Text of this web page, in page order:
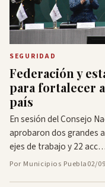
SEGURIDAD
Federación y
para fortalecer
país
En sesión del Consejo
aprobaron dos grandes
ejes de trabajo y 22 acc…
Por Municipios Puebla02/